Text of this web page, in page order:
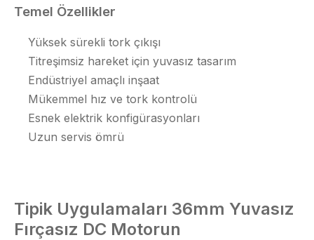
Temel Özellikler
Yüksek sürekli tork çıkışı
Titreşimsiz hareket için yuvasız tasarım
Endüstriyel amaçlı inşaat
Mükemmel hız ve tork kontrolü
Esnek elektrik konfigürasyonları
Uzun servis ömrü
Tipik Uygulamaları 36mm Yuvasız
Fırçasız DC Motorun